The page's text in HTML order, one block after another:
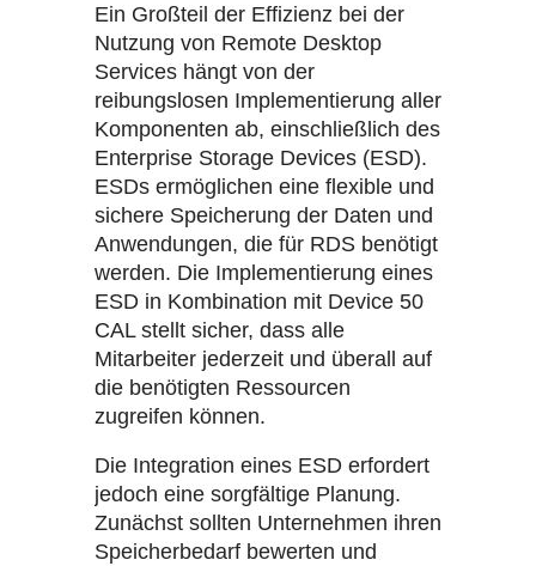
Ein Großteil der Effizienz bei der
Nutzung von Remote Desktop
Services hängt von der
reibungslosen Implementierung aller
Komponenten ab, einschließlich des
Enterprise Storage Devices (ESD).
ESDs ermöglichen eine flexible und
sichere Speicherung der Daten und
Anwendungen, die für RDS benötigt
werden. Die Implementierung eines
ESD in Kombination mit Device 50
CAL stellt sicher, dass alle
Mitarbeiter jederzeit und überall auf
die benötigten Ressourcen
zugreifen können.
Die Integration eines ESD erfordert
jedoch eine sorgfältige Planung.
Zunächst sollten Unternehmen ihren
Speicherbedarf bewerten und